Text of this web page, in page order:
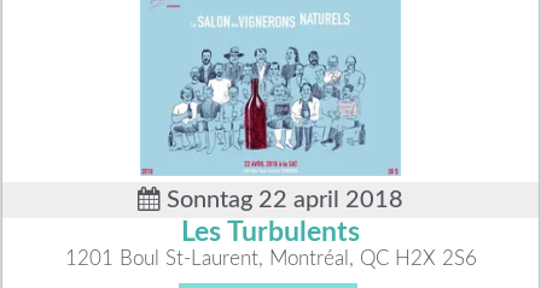
Sonntag 22 april 2018
Les Turbulents
1201 Boul St-Laurent, Montréal, QC H2X 2S6